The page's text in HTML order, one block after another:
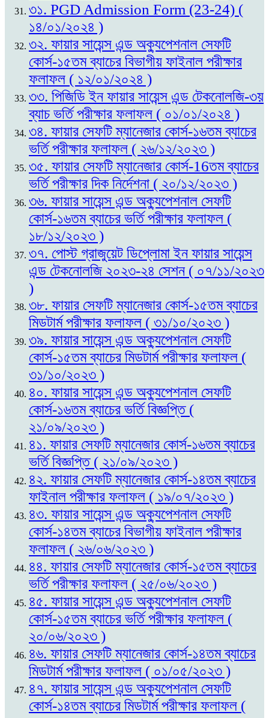
৩১. PGD Admission Form (23-24) (
১৪/০১/২০২৪ )
৩২. ফায়ার সায়েন্স এন্ড অক্যুপেশনাল সেফটি
কোর্স-১৫তম ব্যাচের বিভাগীয় ফাইনাল পরীক্ষার
ফলাফল ( ১২/০১/২০২৪ )
৩৩. পিজিডি ইন ফায়ার সায়েন্স এন্ড টেকনোলজি-৩য়
ব্যাচ ভর্তি পরীক্ষার ফলাফল ( ০১/০১/২০২৪ )
৩৪. ফায়ার সেফটি ম্যানেজার কোর্স-১৬তম ব্যাচের
ভর্তি পরীক্ষার ফলাফল ( ২৬/১২/২০২৩ )
৩৫. ফায়ার সেফটি ম্যানেজার কোর্স-16তম ব্যাচের
ভর্তি পরীক্ষার দিক নির্দেশনা ( ২০/১২/২০২৩ )
৩৬. ফায়ার সায়েন্স এন্ড অক্যুপেশনাল সেফটি
কোর্স-১৬তম ব্যাচের ভর্তি পরীক্ষার ফলাফল (
১৮/১২/২০২৩ )
৩৭. পোস্ট গ্রাজুয়েট ডিপ্লোমা ইন ফায়ার সায়েন্স
এন্ড টেকনোলজি ২০২৩-২৪ সেশন ( ০৭/১১/২০২৩
)
৩৮. ফায়ার সেফটি ম্যানেজার কোর্স-১৫তম ব্যাচের
মিডটার্ম পরীক্ষার ফলাফল ( ৩১/১০/২০২৩ )
৩৯. ফায়ার সায়েন্স এন্ড অক্যুপেশনাল সেফটি
কোর্স-১৫তম ব্যাচের মিডটার্ম পরীক্ষার ফলাফল (
৩১/১০/২০২৩ )
৪০. ফায়ার সায়েন্স এন্ড অক্যুপেশনাল সেফটি
কোর্স-১৬তম ব্যাচের ভর্তি বিজ্ঞপ্তি (
২১/০৯/২০২৩ )
৪১. ফায়ার সেফটি ম্যানেজার কোর্স-১৬তম ব্যাচের
ভর্তি বিজ্ঞপ্তি ( ২১/০৯/২০২৩ )
৪২. ফায়ার সেফটি ম্যানেজার কোর্স-১৪তম ব্যাচের
ফাইনাল পরীক্ষার ফলাফল ( ১৯/০৭/২০২৩ )
৪৩. ফায়ার সায়েন্স এন্ড অক্যুপেশনাল সেফটি
কোর্স-১৪তম ব্যাচের বিভাগীয় ফাইনাল পরীক্ষার
ফলাফল ( ২৬/০৬/২০২৩ )
৪৪. ফায়ার সেফটি ম্যানেজার কোর্স-১৫তম ব্যাচের
ভর্তি পরীক্ষার ফলাফল ( ২৫/০৬/২০২৩ )
৪৫. ফায়ার সায়েন্স এন্ড অক্যুপেশনাল সেফটি
কোর্স-১৫তম ব্যাচের ভর্তি পরীক্ষার ফলাফল (
২০/০৬/২০২৩ )
৪৬. ফায়ার সেফটি ম্যানেজার কোর্স-১৪তম ব্যাচের
মিডটার্ম পরীক্ষার ফলাফল ( ০১/০৫/২০২৩ )
৪৭. ফায়ার সায়েন্স এন্ড অক্যুপেশনাল সেফটি
কোর্স-১৪তম ব্যাচের মিডটার্ম পরীক্ষার ফলাফল (